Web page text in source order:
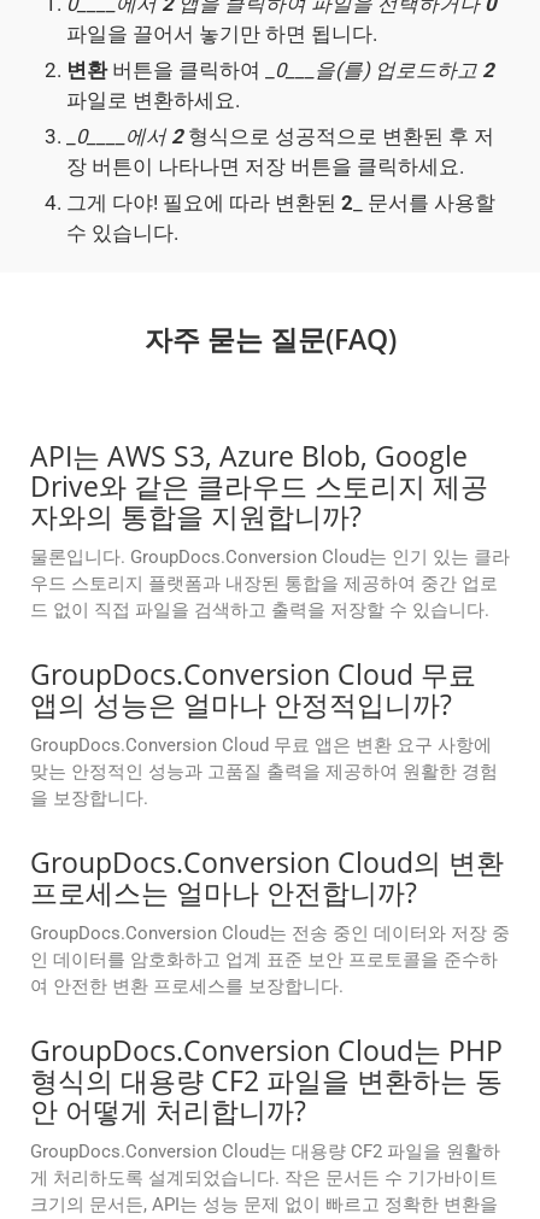
파일을 끌어서 놓기만 하면 됩니다.
변환버튼을 클릭하여 _ 0___을(를) 업로드하고 2
파일로 변환하세요.
0____에서 2형식으로 성공적으로 변환된 후 저
장 버튼이 나타나면 저장 버튼을 클릭하세요.
그게 다야! 필요에 따라 변환된 2 _ 문서를 사용할
수 있습니다.
자주 묻는 질문(FAQ)
API는 AWS S3, Azure Blob, Google
Drive와 같은 클라우드 스토리지 제공
자와의 통합을 지원합니까?
물론입니다. GroupDocs.Conversion Cloud는 인기 있는 클라
우드 스토리지 플랫폼과 내장된 통합을 제공하여 중간 업로
드 없이 직접 파일을 검색하고 출력을 저장할 수 있습니다.
GroupDocs.Conversion Cloud 무료
앱의 성능은 얼마나 안정적입니까?
GroupDocs.Conversion Cloud 무료 앱은 변환 요구 사항에
맞는 안정적인 성능과 고품질 출력을 제공하여 원활한 경험
을 보장합니다.
GroupDocs.Conversion Cloud의 변환
프로세스는 얼마나 안전합니까?
GroupDocs.Conversion Cloud는 전송 중인 데이터와 저장 중
인 데이터를 암호화하고 업계 표준 보안 프로토콜을 준수하
여 안전한 변환 프로세스를 보장합니다.
GroupDocs.Conversion Cloud는 PHP
형식의 대용량 CF2 파일을 변환하는 동
안 어떻게 처리합니까?
GroupDocs.Conversion Cloud는 대용량 CF2 파일을 원활하
게 처리하도록 설계되었습니다. 작은 문서든 수 기가바이트
크기의 문서든, API는 성능 문제 없이 빠르고 정확한 변환을